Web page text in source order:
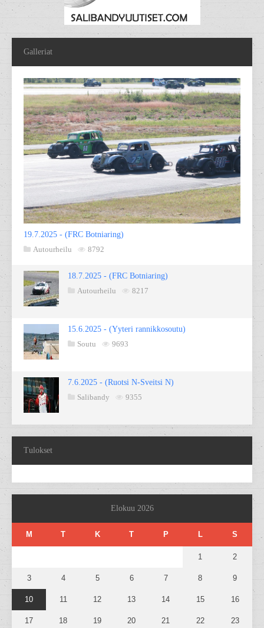
Galleriat
19.7.2025 - (FRC Botniaring)
Autourheilu
8792
18.7.2025 - (FRC Botniaring)
Autourheilu
8217
15.6.2025 - (Yyteri rannikkosoutu)
Soutu
9693
7.6.2025 - (Ruotsi N-Sveitsi N)
Salibandy
9355
Tulokset
Elokuu 2026
M T K T P L S
1 2
3 4 5 6 7 8 9
10 11 12 13 14 15 16
17 18 19 20 21 22 23